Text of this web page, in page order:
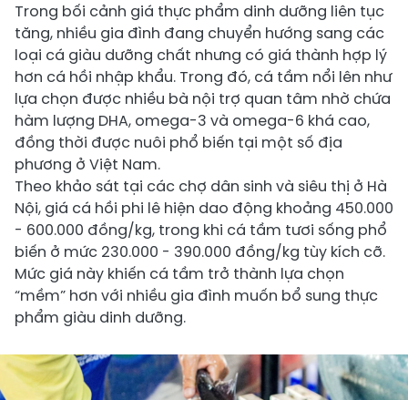
Trong bối cảnh giá thực phẩm dinh dưỡng liên tục
tăng, nhiều gia đình đang chuyển hướng sang các
loại cá giàu dưỡng chất nhưng có giá thành hợp lý
hơn cá hồi nhập khẩu. Trong đó, cá tầm nổi lên như
lựa chọn được nhiều bà nội trợ quan tâm nhờ chứa
hàm lượng DHA, omega-3 và omega-6 khá cao,
đồng thời được nuôi phổ biến tại một số địa
phương ở Việt Nam.
Theo khảo sát tại các chợ dân sinh và siêu thị ở Hà
Nội, giá cá hồi phi lê hiện dao động khoảng 450.000
- 600.000 đồng/kg, trong khi cá tầm tươi sống phổ
biến ở mức 230.000 - 390.000 đồng/kg tùy kích cỡ.
Mức giá này khiến cá tầm trở thành lựa chọn
“mềm” hơn với nhiều gia đình muốn bổ sung thực
phẩm giàu dinh dưỡng.